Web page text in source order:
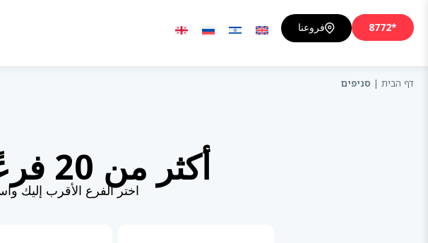
*8772 فروعنا
דף הבית | סניפים
أكثر من 20 فرعًا في جميع أنحاء البلاد
اختر الفرع الأقرب إليك